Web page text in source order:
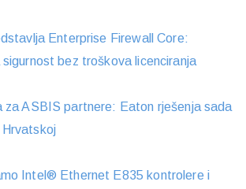
Enterprise Firewall Core:
sigurnost bez troškova licenciranja
za ASBIS partnere: Eaton rješenja sada
Intel® Ethernet E835 kontrolere i